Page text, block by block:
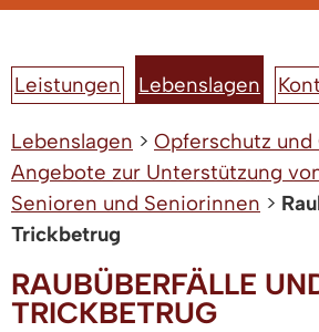
Leistungen Lebenslagen
Lebenslagen > Opferschutz
Angebote zur Unterstützung
Senioren und Seniorinnen >
Trickbetrug
RAUBÜBERFÄLLE
TRICKBETRUG